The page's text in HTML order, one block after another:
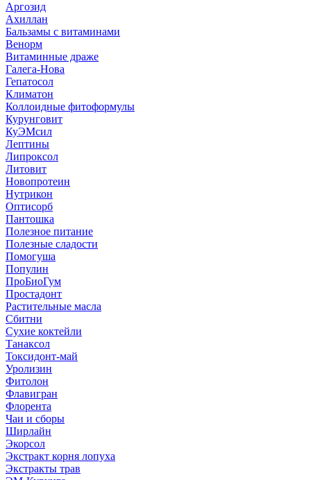
Аргозид
Ахиллан
Бальзамы с витаминами
Венорм
Витаминные драже
Галега-Нова
Гепатосол
Климатон
Коллоидные фитоформулы
Курунговит
КуЭМсил
Лептины
Липроксол
Литовит
Новопротеин
Нутрикон
Оптисорб
Пантошка
Полезное питание
Полезные сладости
Помогуша
Популин
ПроБиоГум
Простадонт
Растительные масла
Сбитни
Сухие коктейли
Танаксол
Токсидонт-май
Уролизин
Фитолон
Флавигран
Флорента
Чаи и сборы
Ширлайн
Экорсол
Экстракт корня лопуха
Экстракты трав